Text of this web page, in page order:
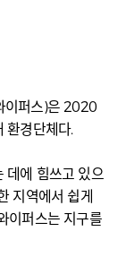
이퍼스)은 2020
환경단체다.
데에 힘쓰고 있으
지역에서 쉽게
이퍼스는 지구를